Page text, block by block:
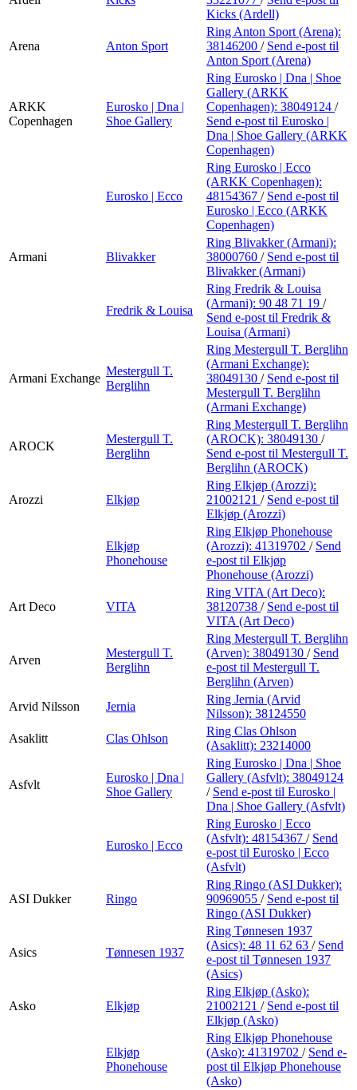
Kicks (Ardell)
Arena Anton Sport
Ring Anton Sport (Arena):
38146200 / Send e-post til
Anton Sport (Arena)
ARKK
Copenhagen
Eurosko | Dna |
Shoe Gallery
Ring Eurosko | Dna | Shoe
Gallery (ARKK
Copenhagen): 38049124 /
Send e-post til Eurosko |
Dna | Shoe Gallery (ARKK
Copenhagen)
Eurosko | Ecco
Ring Eurosko | Ecco
(ARKK Copenhagen):
48154367 / Send e-post til
Eurosko | Ecco (ARKK
Copenhagen)
Armani Blivakker
Ring Blivakker (Armani):
38000760 / Send e-post til
Blivakker (Armani)
Fredrik & Louisa
Ring Fredrik & Louisa
(Armani): 90 48 71 19 /
Send e-post til Fredrik &
Louisa (Armani)
Armani Exchange
Mestergull T.
Berglihn
Ring Mestergull T. Berglihn
(Armani Exchange):
38049130 / Send e-post til
Mestergull T. Berglihn
(Armani Exchange)
AROCK
Mestergull T.
Berglihn
Ring Mestergull T. Berglihn
(AROCK): 38049130 /
Send e-post til Mestergull T.
Berglihn (AROCK)
Arozzi Elkjøp
Ring Elkjøp (Arozzi):
21002121 / Send e-post til
Elkjøp (Arozzi)
Elkjøp
Phonehouse
Ring Elkjøp Phonehouse
(Arozzi): 41319702 / Send
e-post til Elkjøp
Phonehouse (Arozzi)
Art Deco VITA
Ring VITA (Art Deco):
38120738 / Send e-post til
VITA (Art Deco)
Arven
Mestergull T.
Berglihn
Ring Mestergull T. Berglihn
(Arven): 38049130 / Send
e-post til Mestergull T.
Berglihn (Arven)
Arvid Nilsson
Jernia
Ring Jernia (Arvid
Nilsson): 38124550
Asaklitt
Clas Ohlson
Ring Clas Ohlson
(Asaklitt): 23214000
Asfvlt
Eurosko | Dna |
Shoe Gallery
Ring Eurosko | Dna | Shoe
Gallery (Asfvlt): 38049124
/ Send e-post til Eurosko |
Dna | Shoe Gallery (Asfvlt)
Eurosko | Ecco
Ring Eurosko | Ecco
(Asfvlt): 48154367 / Send
e-post til Eurosko | Ecco
(Asfvlt)
ASI Dukker Ringo
Ring Ringo (ASI Dukker):
90969055 / Send e-post til
Ringo (ASI Dukker)
Asics Tønnesen 1937
Ring Tønnesen 1937
(Asics): 48 11 62 63 / Send
e-post til Tønnesen 1937
(Asics)
Asko Elkjøp
Ring Elkjøp (Asko):
21002121 / Send e-post til
Elkjøp (Asko)
Elkjøp
Phonehouse
Ring Elkjøp Phonehouse
(Asko): 41319702 / Send e-
post til Elkjøp Phonehouse
(Asko)